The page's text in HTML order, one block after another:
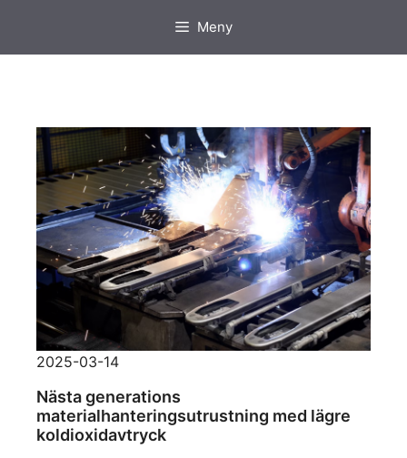
innehåll
Meny
2025-03-14
Nästa generations
materialhanteringsutrustning med lägre
koldioxidavtryck